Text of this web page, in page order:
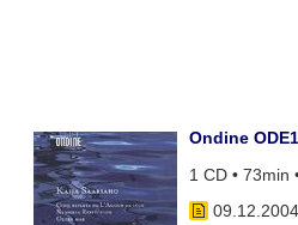
Ondine
1 CD • 73min
09.12.2004